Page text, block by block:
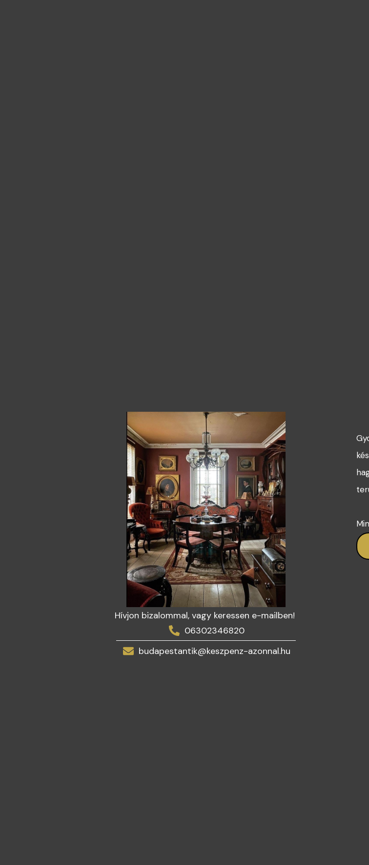
Hívjon bizalommal, vagy keressen e-mailben!
06302346820
budapestantik@keszpenz-azonnal.hu